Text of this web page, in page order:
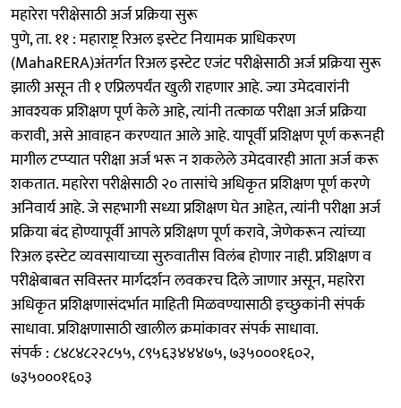
महारेरा परीक्षेसाठी अर्ज प्रक्रिया सुरू
पुणे, ता. ११ : महाराष्ट्र रिअल इस्टेट नियामक प्राधिकरण
(MahaRERA)अंतर्गत रिअल इस्टेट एजंट परीक्षेसाठी अर्ज प्रक्रिया सुरू
झाली असून ती १ एप्रिलपर्यंत खुली राहणार आहे. ज्या उमेदवारांनी
आवश्यक प्रशिक्षण पूर्ण केले आहे, त्यांनी तत्काळ परीक्षा अर्ज प्रक्रिया
करावी, असे आवाहन करण्यात आले आहे. यापूर्वी प्रशिक्षण पूर्ण करूनही
मागील टप्प्यात परीक्षा अर्ज भरू न शकलेले उमेदवारही आता अर्ज करू
शकतात. महारेरा परीक्षेसाठी २० तासांचे अधिकृत प्रशिक्षण पूर्ण करणे
अनिवार्य आहे. जे सहभागी सध्या प्रशिक्षण घेत आहेत, त्यांनी परीक्षा अर्ज
प्रक्रिया बंद होण्यापूर्वी आपले प्रशिक्षण पूर्ण करावे, जेणेकरून त्यांच्या
रिअल इस्टेट व्यवसायाच्या सुरुवातीस विलंब होणार नाही. प्रशिक्षण व
परीक्षेबाबत सविस्तर मार्गदर्शन लवकरच दिले जाणार असून, महारेरा
अधिकृत प्रशिक्षणासंदर्भात माहिती मिळवण्यासाठी इच्छुकांनी संपर्क
साधावा. प्रशिक्षणासाठी खालील क्रमांकावर संपर्क साधावा.
संपर्क : ८४८४८२२८५५, ८९५६३४४४७५, ७३५०००१६०२,
७३५०००१६०३